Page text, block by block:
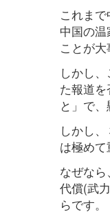
これま
中国の
ことが大
しかし
た報道
と」で
しかし
は極めて
なぜな
代償(武
らです。